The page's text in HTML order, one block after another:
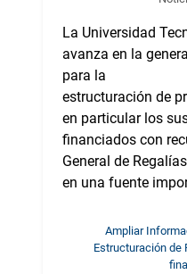
La Universidad
avanza en la
para la
estructuración de
en particular los
financiados con
General de
en una fuente
Ampliar
Estructuración de